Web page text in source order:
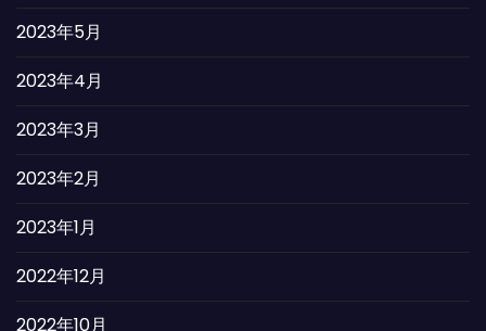
2023年5月
2023年4月
2023年3月
2023年2月
2023年1月
2022年12月
2022年10月